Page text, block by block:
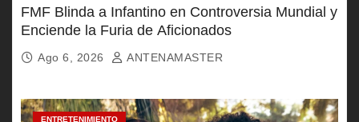
FMF Blinda a Infantino en Controversia Mundial y
Enciende la Furia de Aficionados
Ago 6, 2026 ANTENAMASTER
ENTRETENIMIENTO